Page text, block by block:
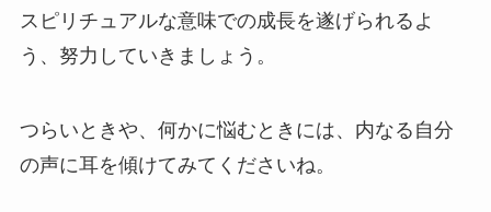
スピリチュアルな意味での成長を遂げられるよ
う、努力していきましょう。
つらいときや、何かに悩むときには、内なる自分
の声に耳を傾けてみてくださいね。